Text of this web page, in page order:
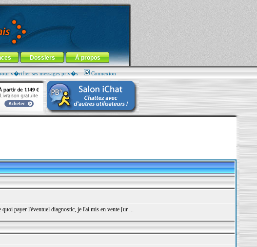
Dossiers À propos
v�rifier ses messages priv�s Connexion
payer l'éventuel diagnostic, je l'ai mis en vente [ur ...